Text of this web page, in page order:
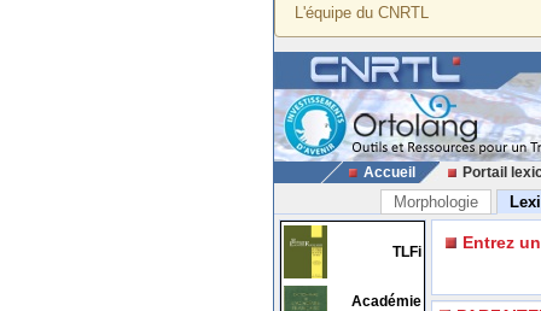
L'équipe du CNRTL
Accueil Portail
Morphologie
TLFi
Académie
Entrez